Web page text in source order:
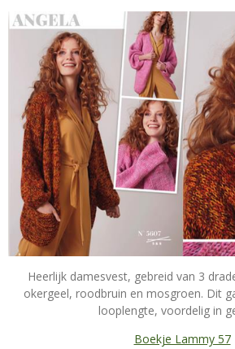
Heerlijk damesvest, gebreid van 3
okergeel, roodbruin en mosgroen. Dit
looplengte, voordelig in
Boekje Lammy 57